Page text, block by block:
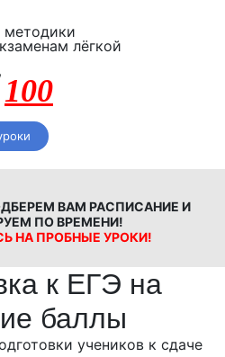
методики
лёгкой
100
ВАМ РАСПИСАНИЕ И
ПО ВРЕМЕНИ!
НА ПРОБНЫЕ УРОКИ!
к ЕГЭ на
баллы
учеников к сдаче